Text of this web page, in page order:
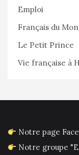
Emploi
Français du
Le Petit Prince
Vie française à
Notre page
Notre groupe